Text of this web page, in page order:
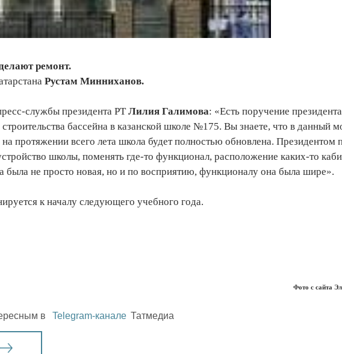
ремонт.
Рустам Минниханов.
службы президента РТ Лилия Галимова: «Есть поручение
бассейна в казанской школе №175. Вы знаете, что в данный
протяжении всего лета школа будет полностью обновлена. Президентом
школы, поменять где-то функционал, расположение каких-то
не просто новая, но и по восприятию, функционалу она была шире».
к началу следующего учебного года.
Фото с сайта
в Telegram-канале Татмедиа